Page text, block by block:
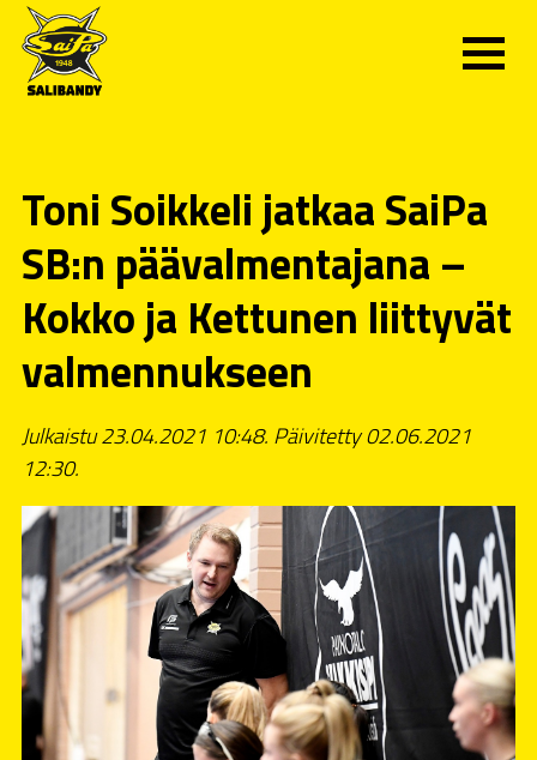
Toni Soikkeli jatkaa SaiPa
SB:n päävalmentajana –
Kokko ja Kettunen liittyvät
valmennukseen
Julkaistu 23.04.2021 10:48. Päivitetty 02.06.2021
12:30.